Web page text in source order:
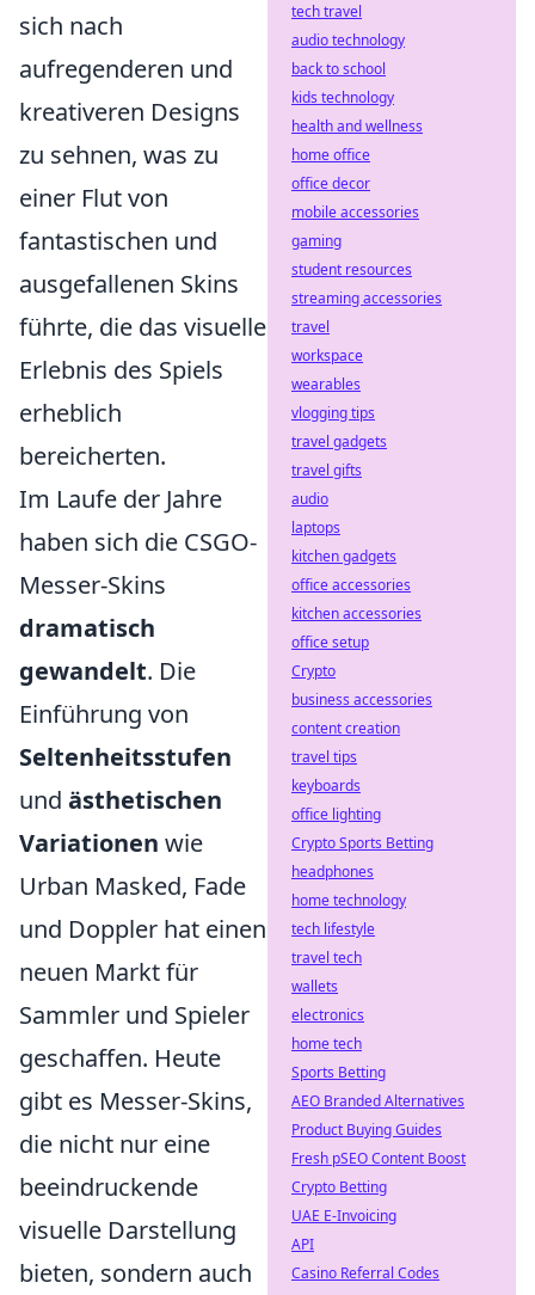
sich nach
aufregenderen und
kreativeren Designs
zu sehnen, was zu
einer Flut von
fantastischen und
ausgefallenen Skins
führte, die das visuelle
Erlebnis des Spiels
erheblich
bereicherten.
Im Laufe der Jahre
haben sich die CSGO-
Messer-Skins
dramatisch
gewandelt. Die
Einführung von
Seltenheitsstufen
und ästhetischen
Variationen wie
Urban Masked, Fade
und Doppler hat einen
neuen Markt für
Sammler und Spieler
geschaffen. Heute
gibt es Messer-Skins,
die nicht nur eine
beeindruckende
visuelle Darstellung
bieten, sondern auch
tech travel
audio technology
back to school
kids technology
health and wellness
home office
office decor
mobile accessories
gaming
student resources
streaming accessories
travel
workspace
wearables
vlogging tips
travel gadgets
travel gifts
audio
laptops
kitchen gadgets
office accessories
kitchen accessories
office setup
Crypto
business accessories
content creation
travel tips
keyboards
office lighting
Crypto Sports Betting
headphones
home technology
tech lifestyle
travel tech
wallets
electronics
home tech
Sports Betting
AEO Branded Alternatives
Product Buying Guides
Fresh pSEO Content Boost
Crypto Betting
UAE E-Invoicing
API
Casino Referral Codes